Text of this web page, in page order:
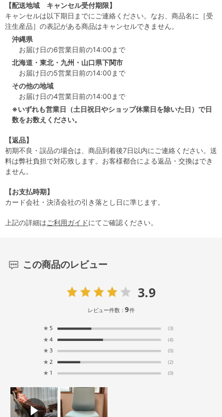
【配送地域 キャンセル受付期限】
キャンセルは以下期日までにご連絡ください。なお、商品名に［受
注生産品］の表記がある商品はキャンセルできません。
沖縄県
お届け日の6営業日前の14:00まで
北海道・東北・九州・山口県下関市
お届け日の5営業日前の14:00まで
その他の地域
お届け日の4営業日前の14:00まで
※いずれも営業日（土日祝日やショップ休業日を除いた日）で日
数をお数えください。
【返品】
初期不良・誤品の場合は、商品到着後7日以内にご連絡ください。送
料は弊社負担で対応致します。お客様都合による返品・交換はでき
ません。
【お支払時期】
カード会社・決済会社の引き落とし日に準じます。
上記の詳細はご利用ガイドにてご確認ください。
この商品のレビュー
3.9
レビュー件数：9件
★ 5 (3)
★ 4 (4)
★ 3 (0)
★ 2 (2)
★ 1 (0)